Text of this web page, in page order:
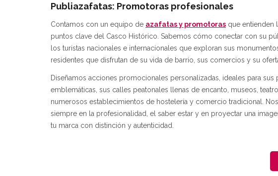
Publiazafatas: Promotoras profesionales
Contamos con un equipo de azafatas y promotoras que entienden
puntos clave del Casco Histórico. Sabemos cómo conectar con su
los turistas nacionales e internacionales que exploran sus
residentes que disfrutan de su vida de barrio, sus comercios y su
Diseñamos acciones promocionales personalizadas, ideales para sus
emblemáticas, sus calles peatonales llenas de encanto, museos,
numerosos establecimientos de hostelería y comercio tradicional.
siempre en la profesionalidad, el saber estar y en proyectar una
tu marca con distinción y autenticidad.